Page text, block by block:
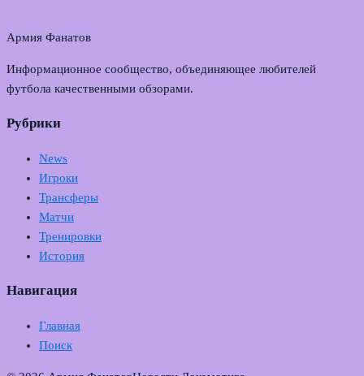
Армия Фанатов
Информационное сообщество, объединяющее любителей
футбола качественными обзорами.
Рубрики
News
Игроки
Трансферы
Матчи
Тренировки
История
Навигация
Главная
Поиск